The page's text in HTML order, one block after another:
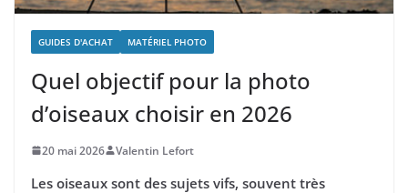
GUIDES D'ACHAT MATÉRIEL PHOTO
Quel objectif pour la photo
d’oiseaux choisir en 2026
20 mai 2026 Valentin Lefort
Les oiseaux sont des sujets vifs, souvent très